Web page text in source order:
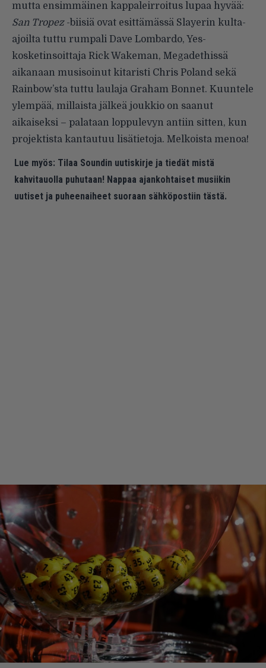
mutta ensimmäinen kappaleirroitus lupaa hyvää:
San Tropez-biisiä ovat esittämässä Slayerin kulta-
ajoilta tuttu rumpali Dave Lombardo, Yes-
kosketinsoittaja Rick Wakeman, Megadethissä
aikanaan musisoinut kitaristi Chris Poland sekä
Rainbow’sta tuttu laulaja Graham Bonnet. Kuuntele
ylempää, millaista jälkeä joukkio on saanut
aikaiseksi – palataan loppulevyn antiin sitten, kun
projektista kantautuu lisätietoja. Melkoista menoa!
Lue myös: Tilaa Soundin uutiskirje ja tiedät mistä
kahvitauolla puhutaan! Nappaa ajankohtaiset musiikin
uutiset ja puheenaiheet suoraan sähköpostiin tästä.